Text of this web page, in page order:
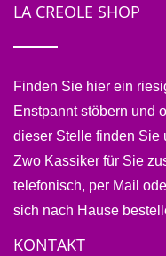
LA CREOLE SHOP
Finden Sie hier ein
Enstpannt stöbern und
dieser Stelle finden Sie
Zwo Kassiker für Sie
telefonisch, per Mail
sich nach Hause
KONTAKT